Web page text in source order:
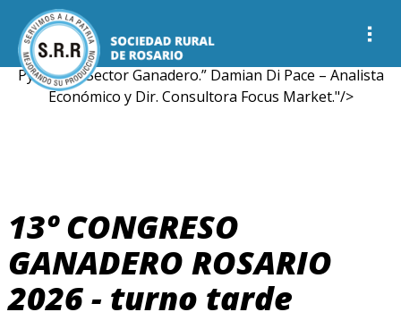
18:00 hs. Cierre Congreso - Palabras Presidente SRR Ing.
Agr. Tomás R. Layus. Palabras de autoridades provinciales.
18:30 hs. “Perspectivas Económicas 2026 y futuro de las
Pymes en Sector Ganadero.” Damian Di Pace – Analista
Económico y Dir. Consultora Focus Market."/>
13º CONGRESO
GANADERO ROSARIO
2026 - turno tarde